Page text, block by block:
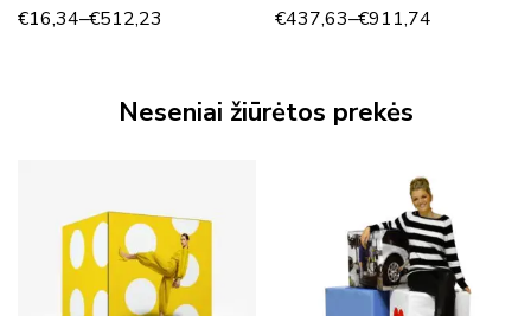
€16,34–€512,23 €437,63–€911,74
Neseniai žiūrėtos prekės